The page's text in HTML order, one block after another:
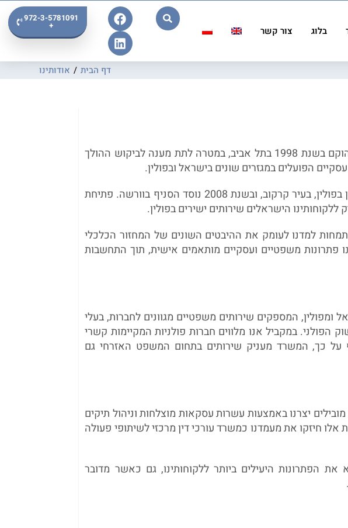
בלוג צור קשר
972-3-5781091
+
דף הבית / אודותינו
הוקם בשנת 1998 בתל אביב, במטרה לתת מענה לביקוש ההולך
הפועלים במגזרים שונים בישראל ובפולין.
בשנת 2004 פתחנו את סניפנו הראשון בפולין, בעיר קרקוב, ובשנת 2008 נוסד הסניף בוורשה. פתיחת
הישראלים שירותים ישירים בפולין.
למדנו לעומק את ההיבטים השונים של המחזור הכלכלי
פתרונות משפטיים ועסקיים מותאמים אישית, תוך התחשבות
ומפולין, המספקים שירותים משפטיים מגוונים לחברות, בעלי
הפולני. במקביל אנו מלווים חברות פולניות המקיימות קשרי
על כך, המשרד מעניק שירותים בתחום המשפט האזרחי גם
יצרנו באמצעות עשרות עסקאות מוצלחות וניהול תיקים
אלו חיזקו את מעמדנו כמשרד עורכי דין מרכזי לשיתופי פעולה
הפתרונות היעילים ביותר ללקוחותינו, גם כאשר מדובר